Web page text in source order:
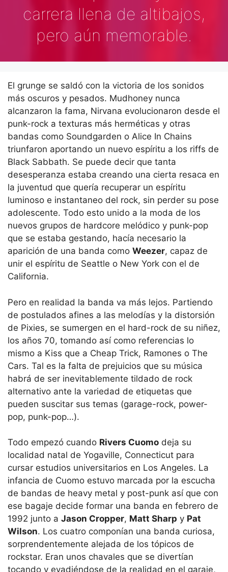
carrera llena de altibajos,
pero aún memorable.
El grunge se saldó con la victoria de los sonidos
más oscuros y pesados. Mudhoney nunca
alcanzaron la fama, Nirvana evolucionaron desde el
punk-rock a texturas más herméticas y otras
bandas como Soundgarden o Alice In Chains
triunfaron aportando un nuevo espíritu a los riffs de
Black Sabbath. Se puede decir que tanta
desesperanza estaba creando una cierta resaca en
la juventud que quería recuperar un espíritu
luminoso e instantaneo del rock, sin perder su pose
adolescente. Todo esto unido a la moda de los
nuevos grupos de hardcore melódico y punk-pop
que se estaba gestando, hacía necesario la
aparición de una banda como Weezer, capaz de
unir el espíritu de Seattle o New York con el de
California.
Pero en realidad la banda va más lejos. Partiendo
de postulados afines a las melodías y la distorsión
de Pixies, se sumergen en el hard-rock de su niñez,
los años 70, tomando así como referencias lo
mismo a Kiss que a Cheap Trick, Ramones o The
Cars. Tal es la falta de prejuicios que su música
habrá de ser inevitablemente tildado de rock
alternativo ante la variedad de etiquetas que
pueden suscitar sus temas (garage-rock, power-
pop, punk-pop…).
Todo empezó cuando Rivers Cuomo deja su
localidad natal de Yogaville, Connecticut para
cursar estudios universitarios en Los Angeles. La
infancia de Cuomo estuvo marcada por la escucha
de bandas de heavy metal y post-punk así que con
ese bagaje decide formar una banda en febrero de
1992 junto a Jason Cropper, Matt Sharp y Pat
Wilson. Los cuatro componían una banda curiosa,
sorprendentemente alejada de los tópicos de
rockstar. Eran unos chavales que se divertían
tocando y evadiéndose de la realidad en el garaje,